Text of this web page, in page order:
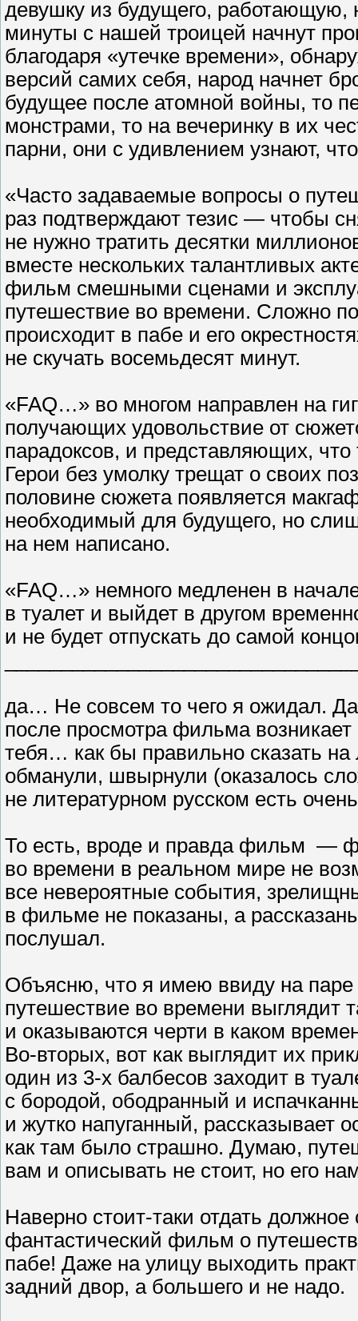
девушку из будущего, работающую,
минуты с нашей троицей начнут
благодаря «утечке времени»,
версий самих себя, народ начнет
будущее после атомной войны, то
монстрами, то на вечеринку в их
парни, они с удивлением узнают,
«Часто задаваемые вопросы о
раз подтверждают тезис — чтобы
не нужно тратить десятки
вместе нескольких талантливых
фильм смешными сценами и
путешествие во времени. Сложно
происходит в пабе и его
не скучать восемьдесят минут.
«FAQ…» во многом направлен на
получающих удовольствие от
парадоксов, и представляющих,
Герои без умолку трещат о своих
половине сюжета появляется
необходимый для будущего, но
на нем написано.
«FAQ…» немного медленен в
в туалет и выйдет в другом
и не будет отпускать до самой
да… Не совсем то чего я ожидал.
после просмотра фильма возникает
тебя… как бы правильно сказать
обманули, швырнули (оказалось
не литературном русском есть
То есть, вроде и правда фильм —
во времени в реальном мире не
все невероятные события,
в фильме не показаны, а
послушал.
Объясню, что я имею ввиду на
путешествие во времени выглядит
и оказываются черти в каком
Во-вторых, вот как выглядит их
один из 3-х балбесов заходит в
с бородой, ободранный и
и жутко напуганный, рассказывает
как там было страшно. Думаю,
вам и описывать не стоит, но его
Наверно стоит-таки отдать
фантастический фильм о
пабе! Даже на улицу выходить
задний двор, а большего и не надо.